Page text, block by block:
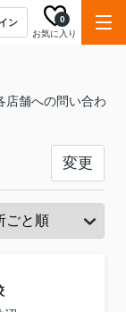
ン
お気に入り
0
店舗への問い合わ
変更